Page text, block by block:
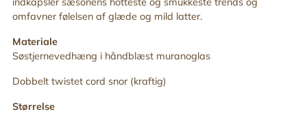
omfavner følelsen af glæde og mild latter.
Materiale
Søstjernevedhæng i håndblæst muranoglas
Dobbelt twistet cord snor (kraftig)
Størrelse